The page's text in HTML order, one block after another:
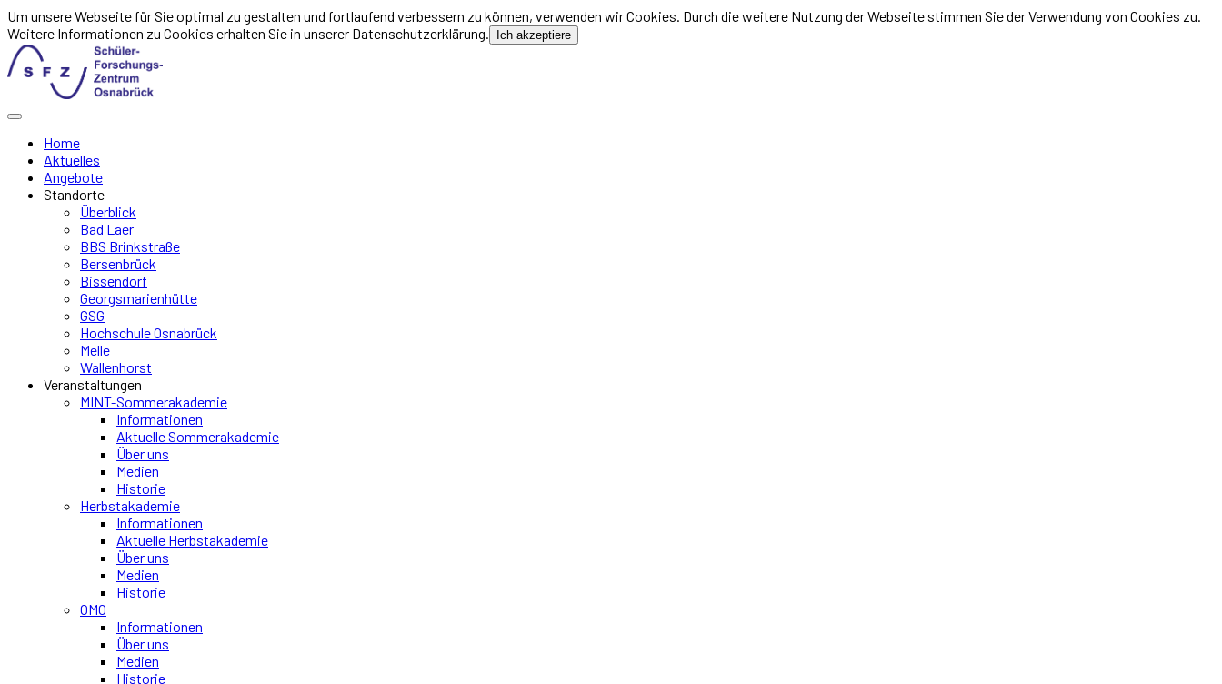
Um unsere Webseite für Sie optimal zu gestalten und fortlaufend verbessern zu können, verwenden wir Cookies. Durch die weitere Nutzung der Webseite stimmen Sie der Verwendung von Cookies zu.
Weitere Informationen zu Cookies erhalten Sie in unserer Datenschutzerklärung.
Ich akzeptiere
Home
Aktuelles
Angebote
Standorte
Überblick
Bad Laer
BBS Brinkstraße
Bersenbrück
Bissendorf
Georgsmarienhütte
GSG
Hochschule Osnabrück
Melle
Wallenhorst
Veranstaltungen
MINT-Sommerakademie
Informationen
Aktuelle Sommerakademie
Über uns
Medien
Historie
Herbstakademie
Informationen
Aktuelle Herbstakademie
Über uns
Medien
Historie
OMO
Informationen
Über uns
Medien
Historie